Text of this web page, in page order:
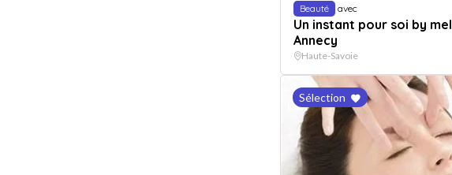
Beauté avec
Un instant pour soi by mel
Annecy
Haute-Savoie
Sélection